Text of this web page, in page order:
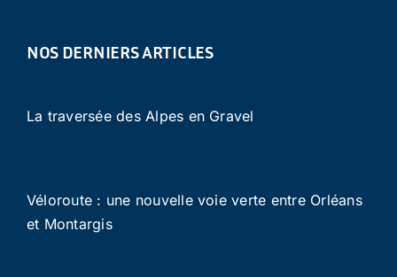
NOS DERNIERS ARTICLES
La traversée des Alpes en Gravel
Véloroute : une nouvelle voie verte entre Orléans
et Montargis